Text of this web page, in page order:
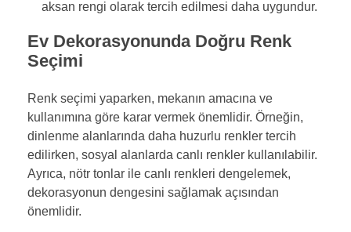
aksan rengi olarak tercih edilmesi daha uygundur.
Ev Dekorasyonunda Doğru Renk
Seçimi
Renk seçimi yaparken, mekanın amacına ve
kullanımına göre karar vermek önemlidir. Örneğin,
dinlenme alanlarında daha huzurlu renkler tercih
edilirken, sosyal alanlarda canlı renkler kullanılabilir.
Ayrıca, nötr tonlar ile canlı renkleri dengelemek,
dekorasyonun dengesini sağlamak açısından
önemlidir.